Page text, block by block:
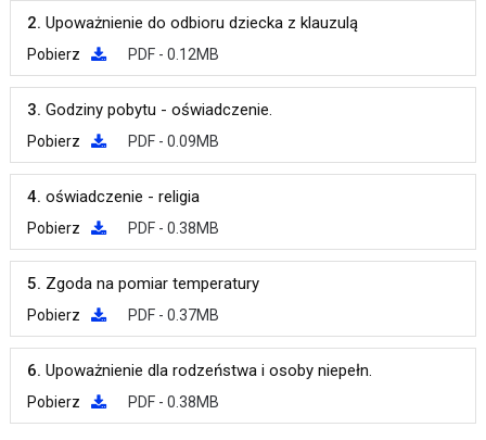
2. Upoważnienie do odbioru dziecka z klauzulą
Pobierz PDF - 0.12MB
3. Godziny pobytu - oświadczenie.
Pobierz PDF - 0.09MB
4. oświadczenie - religia
Pobierz PDF - 0.38MB
5. Zgoda na pomiar temperatury
Pobierz PDF - 0.37MB
6. Upoważnienie dla rodzeństwa i osoby niepełn.
Pobierz PDF - 0.38MB